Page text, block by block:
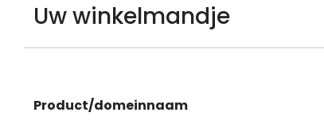
Uw winkelmandje
Product/domeinnaam